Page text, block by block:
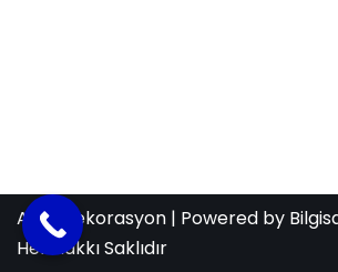
Aras Dekorasyon | Powered by
Her Hakkı Saklıdır